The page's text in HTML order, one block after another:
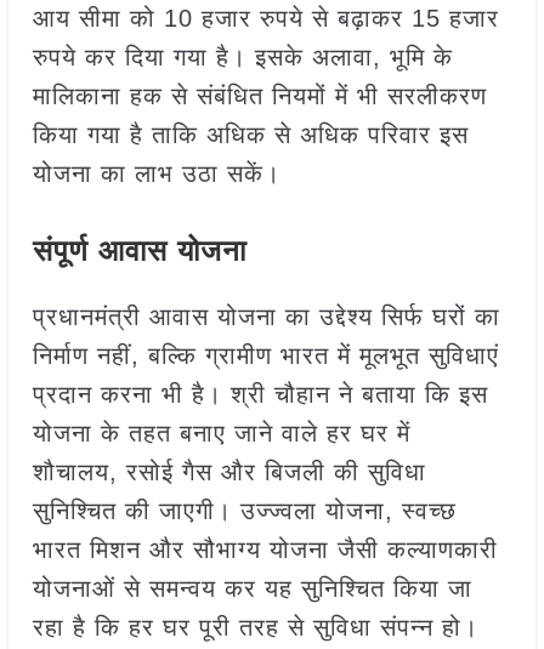
आय सीमा को 10 हजार रुपये से बढ़ाकर 15 हजार
रुपये कर दिया गया है। इसके अलावा, भूमि के
मालिकाना हक से संबंधित नियमों में भी सरलीकरण
किया गया है ताकि अधिक से अधिक परिवार इस
योजना का लाभ उठा सकें।
संपूर्ण आवास योजना
प्रधानमंत्री आवास योजना का उद्देश्य सिर्फ घरों का
निर्माण नहीं, बल्कि ग्रामीण भारत में मूलभूत सुविधाएं
प्रदान करना भी है। श्री चौहान ने बताया कि इस
योजना के तहत बनाए जाने वाले हर घर में
शौचालय, रसोई गैस और बिजली की सुविधा
सुनिश्चित की जाएगी। उज्ज्वला योजना, स्वच्छ
भारत मिशन और सौभाग्य योजना जैसी कल्याणकारी
योजनाओं से समन्वय कर यह सुनिश्चित किया जा
रहा है कि हर घर पूरी तरह से सुविधा संपन्न हो।